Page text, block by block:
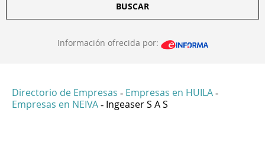
BUSCAR
Información ofrecida por:
Directorio de Empresas - Empresas en HUILA -
Empresas en NEIVA - Ingeaser S A S